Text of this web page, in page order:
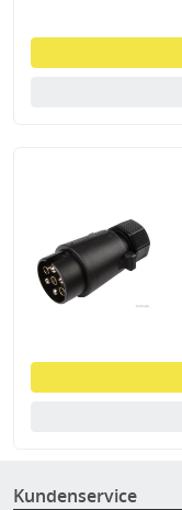
Kundenservice